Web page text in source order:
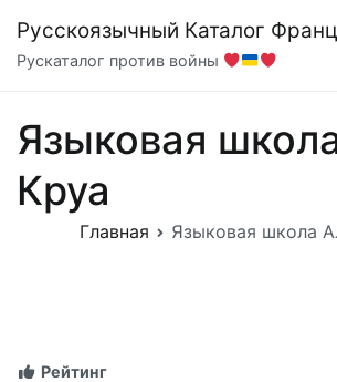
содержимому
Русскоязычный Каталог
Рускаталог против войны
Языковая
Круа
Главная Языковая школа
Рейтинг